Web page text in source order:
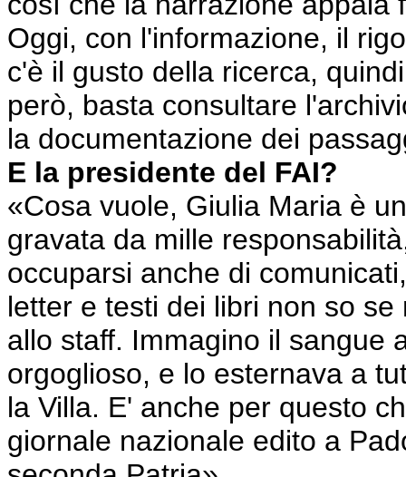
Oggi, con l'informazione, il
c'è il gusto della ricerca,
però, basta consultare
la documentazione dei
E la presidente del FAI?
«Cosa vuole, Giulia Maria è
gravata da mille
occuparsi anche di
letter e testi dei libri non so
allo staff. Immagino il sangue
orgoglioso, e lo esternava a
la Villa. E' anche per questo
giornale nazionale edito a